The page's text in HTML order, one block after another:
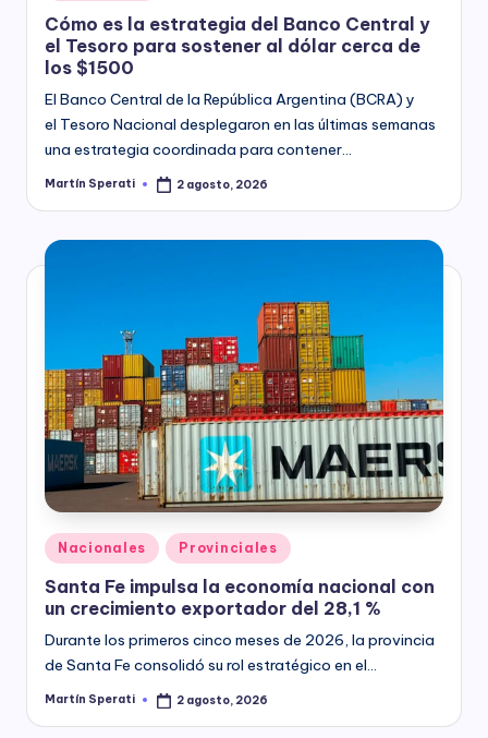
Cómo es la estrategia del Banco Central y
el Tesoro para sostener al dólar cerca de
los $1500
El Banco Central de la República Argentina (BCRA) y
el Tesoro Nacional desplegaron en las últimas semanas
una estrategia coordinada para contener…
Posted
Martín Sperati 2 agosto, 2026
Posted
Nacionales Provinciales
Santa Fe impulsa la economía nacional con
un crecimiento exportador del 28,1 %
Durante los primeros cinco meses de 2026, la provincia
de Santa Fe consolidó su rol estratégico en el…
Posted
Martín Sperati 2 agosto, 2026